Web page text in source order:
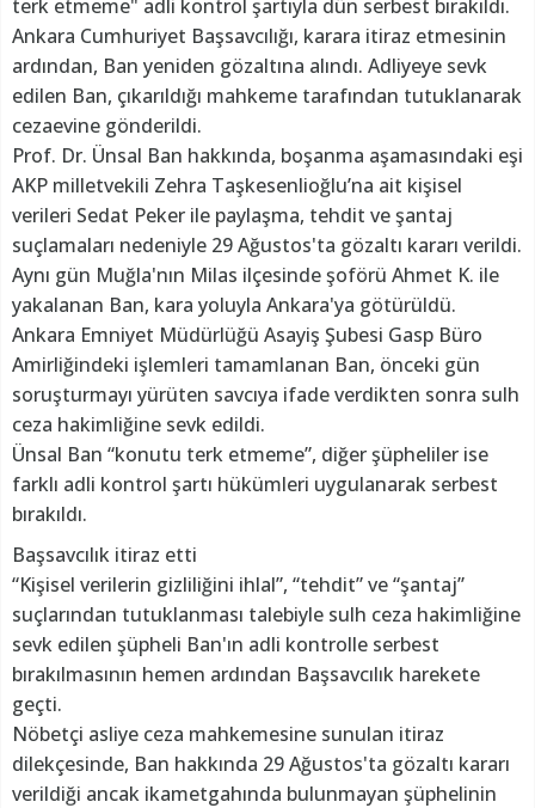
terk etmeme" adli kontrol şartıyla dün serbest bırakıldı.
Ankara Cumhuriyet Başsavcılığı, karara itiraz etmesinin
ardından, Ban yeniden gözaltına alındı. Adliyeye sevk
edilen Ban, çıkarıldığı mahkeme tarafından tutuklanarak
cezaevine gönderildi.
Prof. Dr. Ünsal Ban hakkında, boşanma aşamasındaki eşi
AKP milletvekili Zehra Taşkesenlioğlu’na ait kişisel
verileri Sedat Peker ile paylaşma, tehdit ve şantaj
suçlamaları nedeniyle 29 Ağustos'ta gözaltı kararı verildi.
Aynı gün Muğla'nın Milas ilçesinde şoförü Ahmet K. ile
yakalanan Ban, kara yoluyla Ankara'ya götürüldü.
Ankara Emniyet Müdürlüğü Asayiş Şubesi Gasp Büro
Amirliğindeki işlemleri tamamlanan Ban, önceki gün
soruşturmayı yürüten savcıya ifade verdikten sonra sulh
ceza hakimliğine sevk edildi.
Ünsal Ban “konutu terk etmeme”, diğer şüpheliler ise
farklı adli kontrol şartı hükümleri uygulanarak serbest
bırakıldı.
Başsavcılık itiraz etti
“Kişisel verilerin gizliliğini ihlal”, “tehdit” ve “şantaj”
suçlarından tutuklanması talebiyle sulh ceza hakimliğine
sevk edilen şüpheli Ban'ın adli kontrolle serbest
bırakılmasının hemen ardından Başsavcılık harekete
geçti.
Nöbetçi asliye ceza mahkemesine sunulan itiraz
dilekçesinde, Ban hakkında 29 Ağustos'ta gözaltı kararı
verildiği ancak ikametgahında bulunmayan şüphelinin